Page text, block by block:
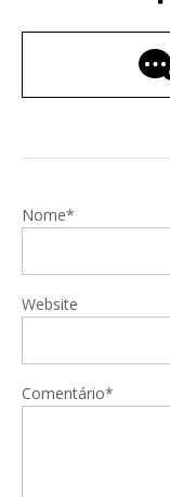
Nome*
Website
Comentário*